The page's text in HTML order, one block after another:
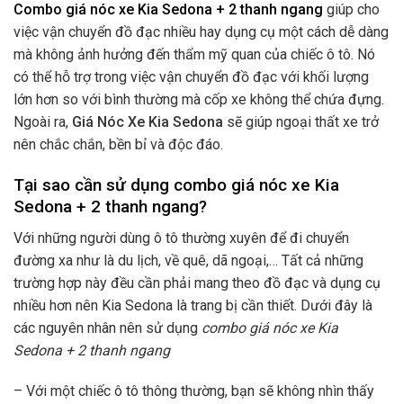
Combo giá nóc xe Kia Sedona + 2 thanh ngang giúp cho
việc vận chuyển đồ đạc nhiều hay dụng cụ một cách dễ dàng
mà không ảnh hưởng đến thẩm mỹ quan của chiếc ô tô. Nó
có thể hỗ trợ trong việc vận chuyển đồ đạc với khối lượng
lớn hơn so với bình thường mà cốp xe không thể chứa đựng.
Ngoài ra, Giá Nóc Xe Kia Sedona sẽ giúp ngoại thất xe trở
nên chắc chắn, bền bỉ và độc đáo.
Tại sao cần sử dụng combo giá nóc xe Kia
Sedona + 2 thanh ngang?
Với những người dùng ô tô thường xuyên để đi chuyển
đường xa như là du lịch, về quê, dã ngoại,… Tất cả những
trường hợp này đều cần phải mang theo đồ đạc và dụng cụ
nhiều hơn nên Kia Sedona là trang bị cần thiết. Dưới đây là
các nguyên nhân nên sử dụng combo giá nóc xe Kia
Sedona + 2 thanh ngang
– Với một chiếc ô tô thông thường, bạn sẽ không nhìn thấy